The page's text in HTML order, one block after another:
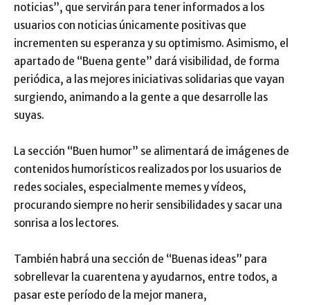
noticias”, que servirán para tener informados a los
usuarios con noticias únicamente positivas que
incrementen su esperanza y su optimismo. Asimismo, el
apartado de “Buena gente” dará visibilidad, de forma
periódica, a las mejores iniciativas solidarias que vayan
surgiendo, animando a la gente a que desarrolle las
suyas.
La sección “Buen humor” se alimentará de imágenes de
contenidos humorísticos realizados por los usuarios de
redes sociales, especialmente memes y vídeos,
procurando siempre no herir sensibilidades y sacar una
sonrisa a los lectores.
También habrá una sección de “Buenas ideas” para
sobrellevar la cuarentena y ayudarnos, entre todos, a
pasar este período de la mejor manera,